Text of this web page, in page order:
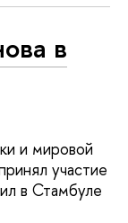
в
и мировой
участие
в Стамбуле